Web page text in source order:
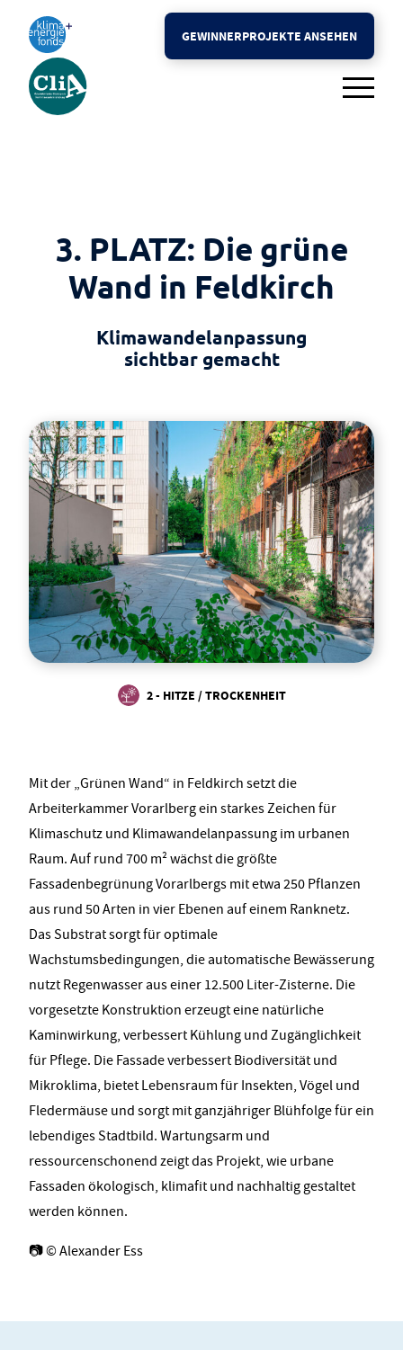
Der Preis
Presse
Kontakt
GEWINNERPROJEKTE ANSEHEN
GEWINNERPROJEKTE ANSEHEN
3. PLATZ: Die grüne
Wand in Feldkirch
Klimawandelanpassung
sichtbar gemacht
2 - HITZE / TROCKENHEIT
Mit der „Grünen Wand“ in Feldkirch setzt die
Arbeiterkammer Vorarlberg ein starkes Zeichen für
Klimaschutz und Klimawandelanpassung im urbanen
Raum. Auf rund 700 m² wächst die größte
Fassadenbegrünung Vorarlbergs mit etwa 250 Pflanzen
aus rund 50 Arten in vier Ebenen auf einem Ranknetz.
Das Substrat sorgt für optimale
Wachstumsbedingungen, die automatische Bewässerung
nutzt Regenwasser aus einer 12.500 Liter-Zisterne. Die
vorgesetzte Konstruktion erzeugt eine natürliche
Kaminwirkung, verbessert Kühlung und Zugänglichkeit
für Pflege. Die Fassade verbessert Biodiversität und
Mikroklima, bietet Lebensraum für Insekten, Vögel und
Fledermäuse und sorgt mit ganzjähriger Blühfolge für ein
lebendiges Stadtbild. Wartungsarm und
ressourcenschonend zeigt das Projekt, wie urbane
Fassaden ökologisch, klimafit und nachhaltig gestaltet
werden können.
📷 © Alexander Ess